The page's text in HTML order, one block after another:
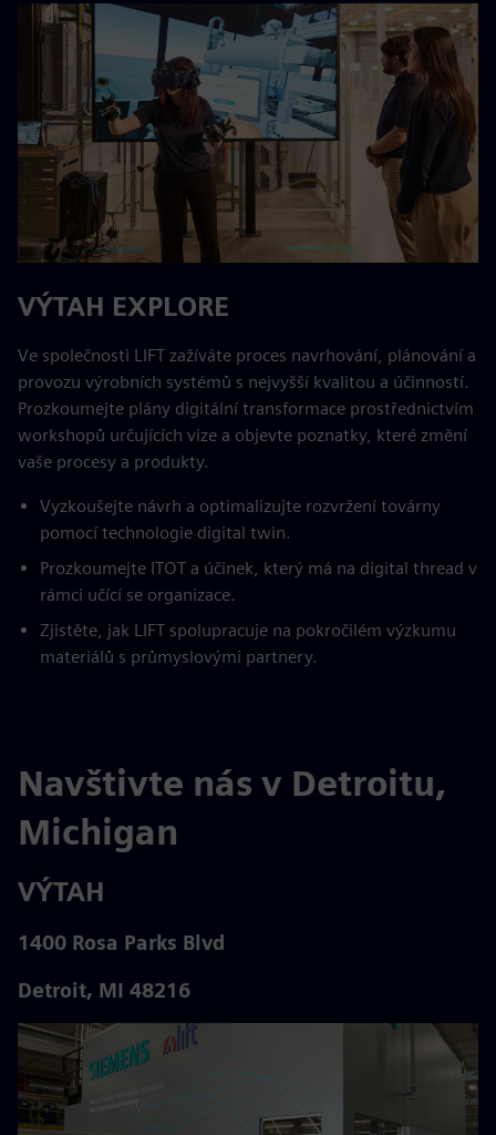
VÝTAH EXPLORE
Ve společnosti LIFT zažíváte proces navrhování, plánování a
provozu výrobních systémů s nejvyšší kvalitou a účinností.
Prozkoumejte plány digitální transformace prostřednictvím
workshopů určujících vize a objevte poznatky, které změní
vaše procesy a produkty.
Vyzkoušejte návrh a optimalizujte rozvržení továrny
pomocí technologie digital twin.
Prozkoumejte ITOT a účinek, který má na digital thread v
rámci učící se organizace.
Zjistěte, jak LIFT spolupracuje na pokročilém výzkumu
materiálů s průmyslovými partnery.
Navštivte nás v Detroitu,
Michigan
VÝTAH
1400 Rosa Parks Blvd
Detroit, MI 48216